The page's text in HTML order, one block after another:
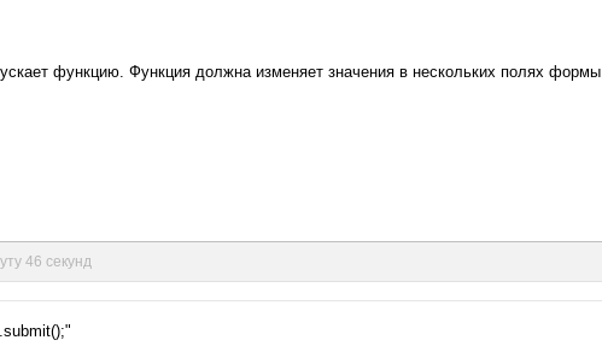
функцию. Функция должна изменяет значения в нескольких полях формы
46 секунд